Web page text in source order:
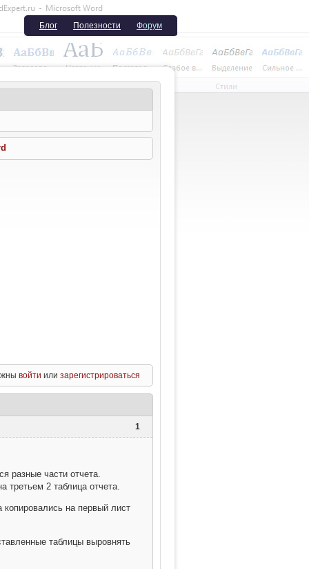
Блог Полезности Форум
войти или зарегистрироваться
1
разные части отчета.
третьем 2 таблица отчета.
на первый лист
таблицы выровнять